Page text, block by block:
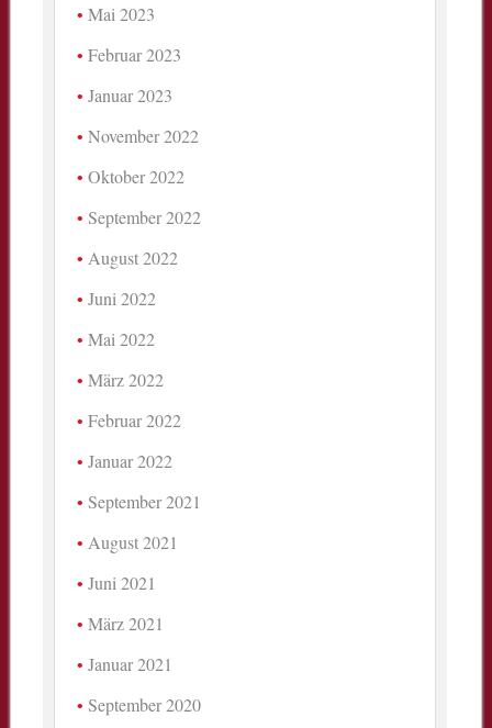
Mai 2023
Februar 2023
Januar 2023
November 2022
Oktober 2022
September 2022
August 2022
Juni 2022
Mai 2022
März 2022
Februar 2022
Januar 2022
September 2021
August 2021
Juni 2021
März 2021
Januar 2021
September 2020